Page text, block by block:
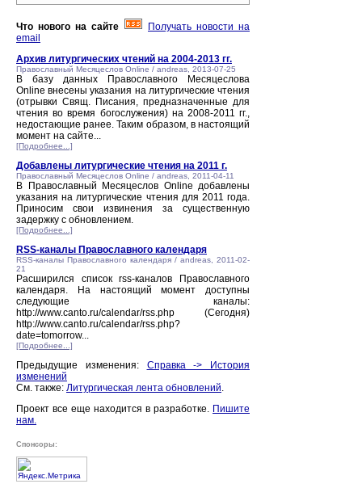
Что нового на сайте
Получать новости на
email
Архив литургических чтений на 2004-2013 гг.
Православный Месяцеслов Online / andreas, 2013-07-25
В базу данных Православного Месяцеслова
Online внесены указания на литургические чтения
(отрывки Свящ. Писания, предназначенные для
чтения во время богослужения) на 2008-2011 гг.,
недостающие ранее. Таким образом, в настоящий
момент на сайте...
[Подробнее...]
Добавлены литургические чтения на 2011 г.
Православный Месяцеслов Online / andreas, 2011-04-11
В Православный Месяцеслов Online добавлены
указания на литургические чтения для 2011 года.
Приносим свои извинения за существенную
задержку с обновлением.
[Подробнее...]
RSS-каналы Православного календаря
RSS-каналы Православного календаря / andreas, 2011-02-
21
Расширился список rss-каналов Православного
календаря. На настоящий момент доступны
следующие каналы:
http://www.canto.ru/calendar/rss.php (Сегодня)
http://www.canto.ru/calendar/rss.php?
date=tomorrow...
[Подробнее...]
Предыдущие изменения: Справка -> История
изменений
См. также: Литургическая лента обновлений.
Проект все еще находится в разработке. Пишите
нам.
Спонсоры: